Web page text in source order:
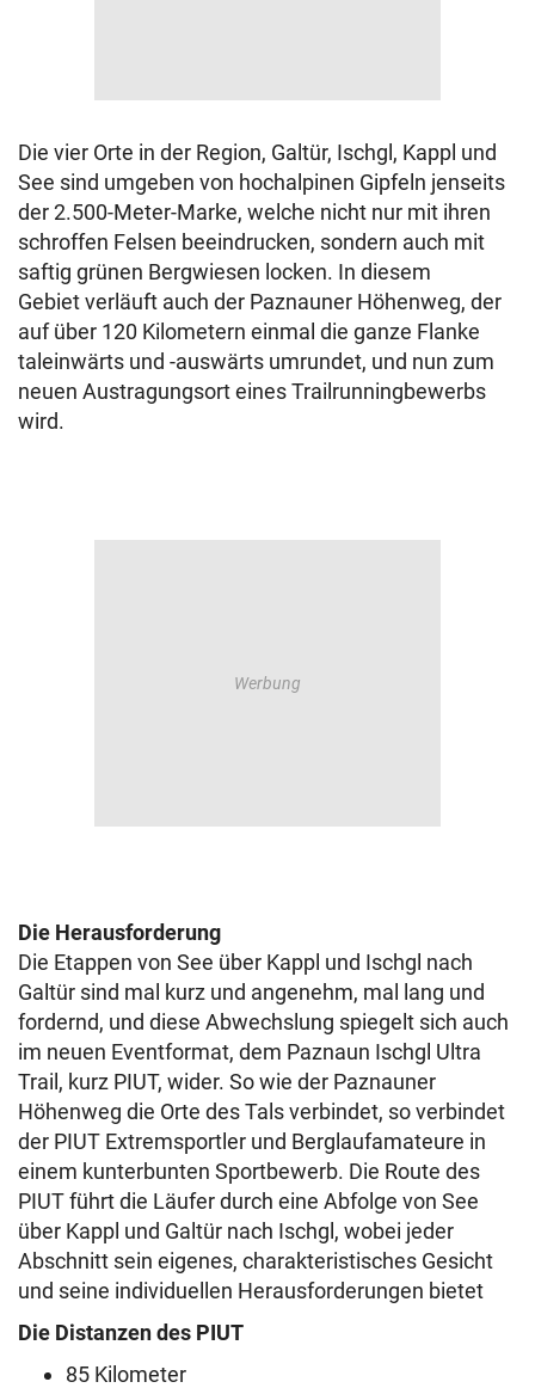
Die vier Orte in der Region, Galtür, Ischgl, Kappl und
See sind umgeben von hochalpinen Gipfeln jenseits
der 2.500-Meter-Marke, welche nicht nur mit ihren
schroffen Felsen beeindrucken, sondern auch mit
saftig grünen Bergwiesen locken. In diesem
Gebiet verläuft auch der Paznauner Höhenweg, der
auf über 120 Kilometern einmal die ganze Flanke
taleinwärts und -auswärts umrundet, und nun zum
neuen Austragungsort eines Trailrunningbewerbs
wird.
Die Herausforderung
Die Etappen von See über Kappl und Ischgl nach
Galtür sind mal kurz und angenehm, mal lang und
fordernd, und diese Abwechslung spiegelt sich auch
im neuen Eventformat, dem Paznaun Ischgl Ultra
Trail, kurz PIUT, wider. So wie der Paznauner
Höhenweg die Orte des Tals verbindet, so verbindet
der PIUT Extremsportler und Berglaufamateure in
einem kunterbunten Sportbewerb. Die Route des
PIUT führt die Läufer durch eine Abfolge von See
über Kappl und Galtür nach Ischgl, wobei jeder
Abschnitt sein eigenes, charakteristisches Gesicht
und seine individuellen Herausforderungen bietet
Die Distanzen des PIUT
85 Kilometer